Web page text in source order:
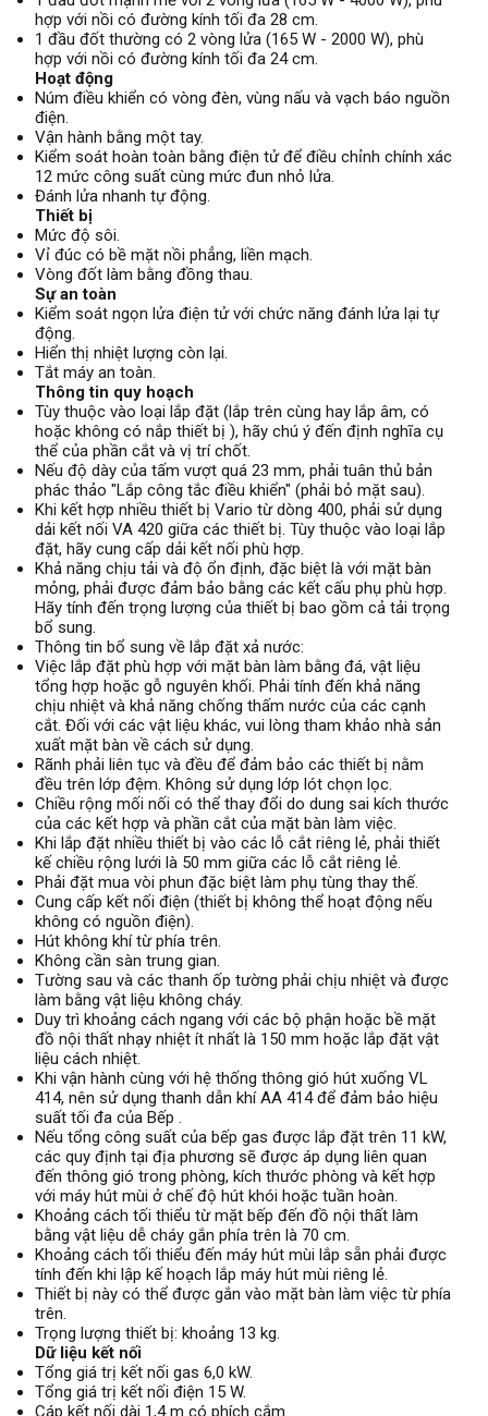
hợp với nồi có đường kính tối đa 28 cm.
1 đầu đốt thường có 2 vòng lửa (165 W - 2000 W), phù
hợp với nồi có đường kính tối đa 24 cm.
Hoạt động
Núm điều khiển có vòng đèn, vùng nấu và vạch báo nguồn
điện.
Vận hành bằng một tay.
Kiểm soát hoàn toàn bằng điện tử để điều chỉnh chính xác
12 mức công suất cùng mức đun nhỏ lửa.
Đánh lửa nhanh tự động.
Thiết bị
Mức độ sôi.
Vỉ đúc có bề mặt nồi phẳng, liền mạch.
Vòng đốt làm bằng đồng thau.
Sự an toàn
Kiểm soát ngọn lửa điện tử với chức năng đánh lửa lại tự
động.
Hiển thị nhiệt lượng còn lại.
Tắt máy an toàn.
Thông tin quy hoạch
Tùy thuộc vào loại lắp đặt (lắp trên cùng hay lắp âm, có
hoặc không có nắp thiết bị ), hãy chú ý đến định nghĩa cụ
thể của phần cắt và vị trí chốt.
Nếu độ dày của tấm vượt quá 23 mm, phải tuân thủ bản
phác thảo "Lắp công tắc điều khiển" (phải bỏ mặt sau).
Khi kết hợp nhiều thiết bị Vario từ dòng 400, phải sử dụng
dải kết nối VA 420 giữa các thiết bị. Tùy thuộc vào loại lắp
đặt, hãy cung cấp dải kết nối phù hợp.
Khả năng chịu tải và độ ổn định, đặc biệt là với mặt bàn
mỏng, phải được đảm bảo bằng các kết cấu phụ phù hợp.
Hãy tính đến trọng lượng của thiết bị bao gồm cả tải trọng
bổ sung.
Thông tin bổ sung về lắp đặt xả nước:
Việc lắp đặt phù hợp với mặt bàn làm bằng đá, vật liệu
tổng hợp hoặc gỗ nguyên khối. Phải tính đến khả năng
chịu nhiệt và khả năng chống thấm nước của các cạnh
cắt. Đối với các vật liệu khác, vui lòng tham khảo nhà sản
xuất mặt bàn về cách sử dụng.
Rãnh phải liên tục và đều để đảm bảo các thiết bị nằm
đều trên lớp đệm. Không sử dụng lớp lót chọn lọc.
Chiều rộng mối nối có thể thay đổi do dung sai kích thước
của các kết hợp và phần cắt của mặt bàn làm việc.
Khi lắp đặt nhiều thiết bị vào các lỗ cắt riêng lẻ, phải thiết
kế chiều rộng lưới là 50 mm giữa các lỗ cắt riêng lẻ.
Phải đặt mua vòi phun đặc biệt làm phụ tùng thay thế.
Cung cấp kết nối điện (thiết bị không thể hoạt động nếu
không có nguồn điện).
Hút không khí từ phía trên.
Không cần sàn trung gian.
Tường sau và các thanh ốp tường phải chịu nhiệt và được
làm bằng vật liệu không cháy.
Duy trì khoảng cách ngang với các bộ phận hoặc bề mặt
đồ nội thất nhạy nhiệt ít nhất là 150 mm hoặc lắp đặt vật
liệu cách nhiệt.
Khi vận hành cùng với hệ thống thông gió hút xuống VL
414, nên sử dụng thanh dẫn khí AA 414 để đảm bảo hiệu
suất tối đa của Bếp .
Nếu tổng công suất của bếp gas được lắp đặt trên 11 kW,
các quy định tại địa phương sẽ được áp dụng liên quan
đến thông gió trong phòng, kích thước phòng và kết hợp
với máy hút mùi ở chế độ hút khói hoặc tuần hoàn.
Khoảng cách tối thiểu từ mặt bếp đến đồ nội thất làm
bằng vật liệu dễ cháy gắn phía trên là 70 cm.
Khoảng cách tối thiểu đến máy hút mùi lắp sẵn phải được
tính đến khi lập kế hoạch lắp máy hút mùi riêng lẻ.
Thiết bị này có thể được gắn vào mặt bàn làm việc từ phía
trên.
Trọng lượng thiết bị: khoảng 13 kg.
Dữ liệu kết nối
Tổng giá trị kết nối gas 6,0 kW.
Tổng giá trị kết nối điện 15 W.
Cáp kết nối dài 1,4 m có phích cắm.